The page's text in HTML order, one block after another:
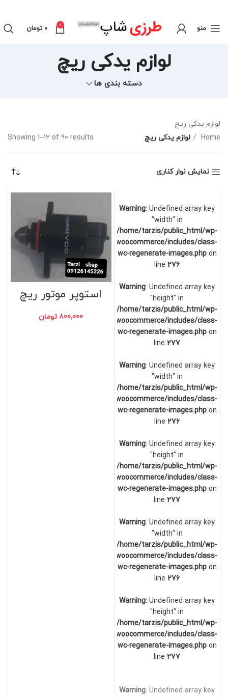
منو 0
0 تومان
لوازم یدکی ریچ
دسته بندی ها
لوازم یدکی ریچ
Home
لوازم یدکی ریچ Showing 1–12 of 90 results
نمایش نوار کناری
Warning: Undefined array key
"width" in
/home/tarzis/public_html/wp-
content/plugins/woocommerce/includes/class-
wc-regenerate-images.phpon
line 276
Warning: Undefined array key
"height" in
/home/tarzis/public_html/wp-
content/plugins/woocommerce/includes/class-
wc-regenerate-images.phpon
line 277
Warning: Undefined array key
"width" in
/home/tarzis/public_html/wp-
content/plugins/woocommerce/includes/class-
wc-regenerate-images.phpon
line 276
Warning: Undefined array key
"height" in
/home/tarzis/public_html/wp-
content/plugins/woocommerce/includes/class-
wc-regenerate-images.phpon
line 277
Warning: Undefined array key
"width" in
/home/tarzis/public_html/wp-
content/plugins/woocommerce/includes/class-
wc-regenerate-images.phpon
line 276
Warning: Undefined array key
"height" in
/home/tarzis/public_html/wp-
content/plugins/woocommerce/includes/class-
wc-regenerate-images.phpon
line 277
Warning: Undefined array key
استوپر موتور ریچ
800,000 تومان